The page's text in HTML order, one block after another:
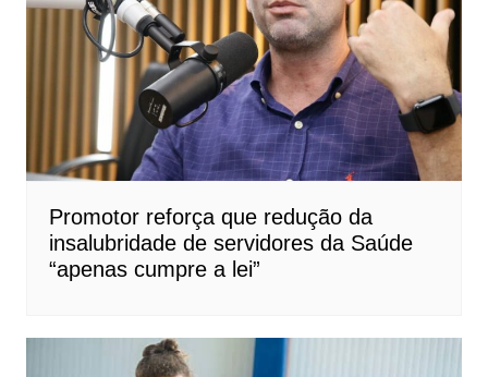
Promotor reforça que redução da
insalubridade de servidores da Saúde
“apenas cumpre a lei”